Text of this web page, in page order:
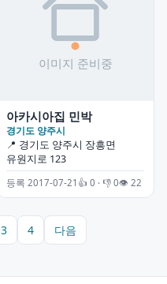
아카시아집 민박
경기도 양주시
📍 경기도 양주시 장흥면
유원지로 123
등록 2017-07-21 👍 0 · 👎 0👁 22
3 4 다음